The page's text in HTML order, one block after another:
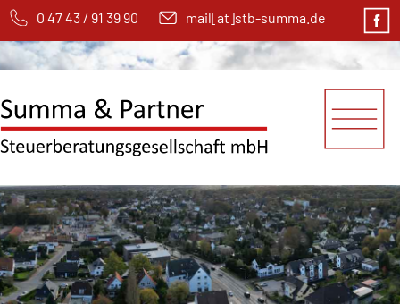
0 47 43 / 91 39 90 mail[at]stb-summa.de